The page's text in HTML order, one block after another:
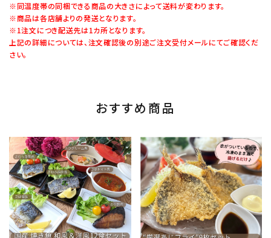
※同温度帯の同梱できる商品の大きさによって送料が変わります。
※商品は各店舗よりの発送となります。
※1注文につき配送先は1カ所となります。
上記の詳細については、注文確認後の別途ご注文受付メールにてご確認くだ
さい。
おすすめ商品
favorite favorite